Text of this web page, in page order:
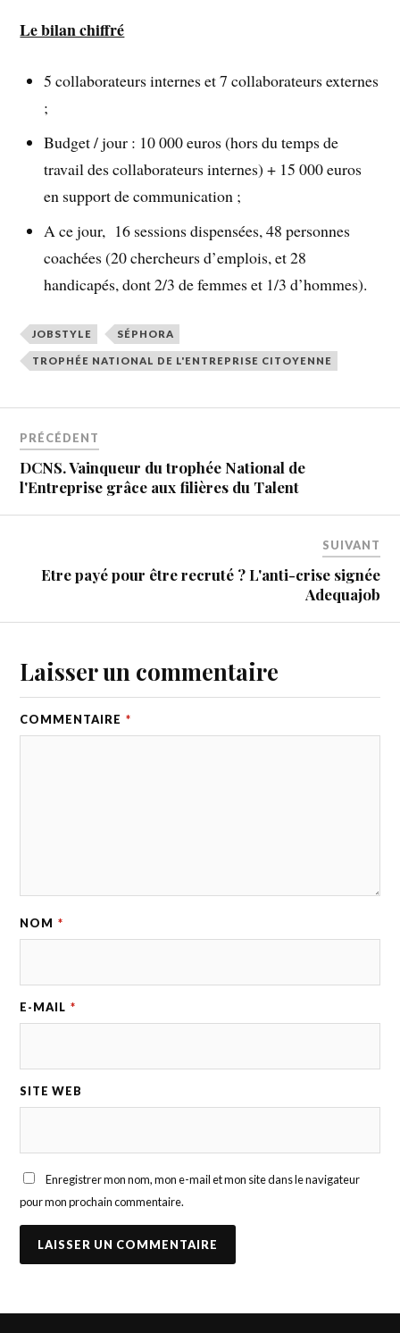
Le bilan chiffré
5 collaborateurs internes et 7 collaborateurs externes
;
Budget / jour : 10 000 euros (hors du temps de
travail des collaborateurs internes) + 15 000 euros
en support de communication ;
A ce jour, 16 sessions dispensées, 48 personnes
coachées (20 chercheurs d’emplois, et 28
handicapés, dont 2/3 de femmes et 1/3 d’hommes).
JOBSTYLE SÉPHORA
TROPHÉE NATIONAL DE L'ENTREPRISE CITOYENNE
PRÉCÉDENT
DCNS. Vainqueur du trophée National de
l'Entreprise grâce aux filières du Talent
SUIVANT
Etre payé pour être recruté ? L'anti-crise signée
Adequajob
Laisser un commentaire
COMMENTAIRE *
NOM *
E-MAIL *
SITE WEB
Enregistrer mon nom, mon e-mail et mon site dans le navigateur
pour mon prochain commentaire.